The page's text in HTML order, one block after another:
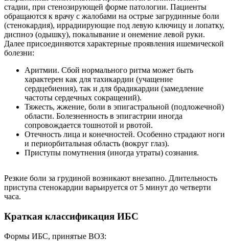
стадии, при стенозирующей форме патологии. Пациенты
обращаются к врачу с жалобами на острые загрудинные боли
(стенокардия), иррадиирующие под левую ключицу и лопатку,
диспноэ (одышку), покалывание и онемение левой руки.
Далее присоединяются характерные проявления ишемической
болезни:
Аритмии. Сбой нормального ритма может быть
характерен как для тахикардии (учащение
сердцебиения), так и для брадикардии (замедление
частоты сердечных сокращений).
Тяжесть, жжение, боли в эпигастральной (подложечной)
области. Болезненность в эпигастрии иногда
сопровождается тошнотой и рвотой.
Отечность лица и конечностей. Особенно страдают ноги
и периорбитальная область (вокруг глаз).
Приступы помутнения (иногда утраты) сознания.
Резкие боли за грудиной возникают внезапно. Длительность
приступа стенокардии варьируется от 5 минут до четверти
часа.
Краткая классификация ИБС
Формы ИБС, принятые ВОЗ: